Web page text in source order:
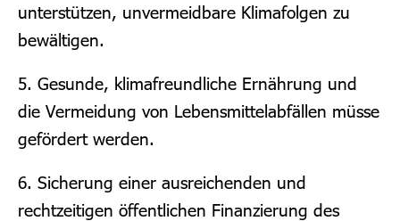
unterstützen, unvermeidbare Klimafolgen zu
bewältigen.
5. Gesunde, klimafreundliche Ernährung und
die Vermeidung von Lebensmittelabfällen müsse
gefördert werden.
6. Sicherung einer ausreichenden und
rechtzeitigen öffentlichen Finanzierung des